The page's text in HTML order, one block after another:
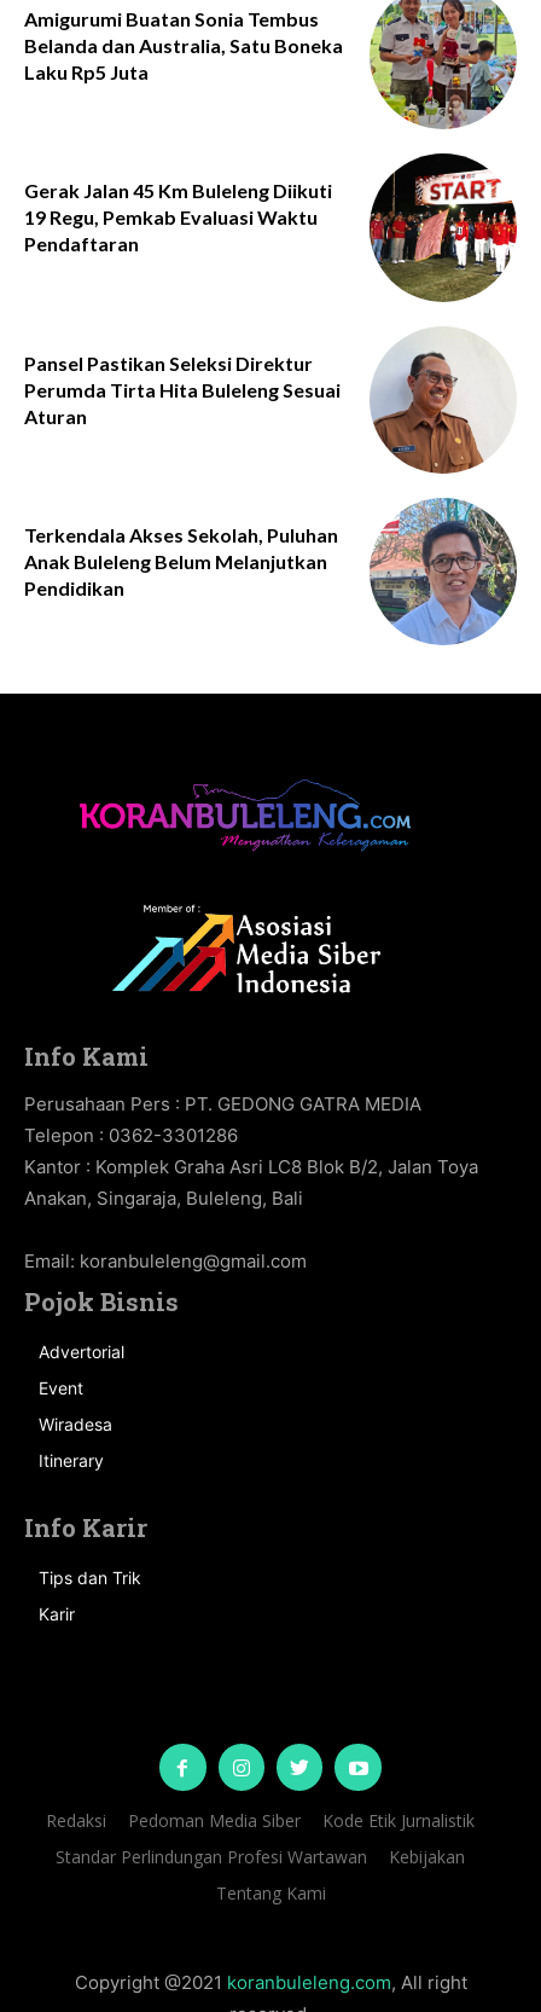
Amigurumi Buatan Sonia Tembus
Belanda dan Australia, Satu Boneka
Laku Rp5 Juta
Gerak Jalan 45 Km Buleleng Diikuti
19 Regu, Pemkab Evaluasi Waktu
Pendaftaran
Pansel Pastikan Seleksi Direktur
Perumda Tirta Hita Buleleng Sesuai
Aturan
Terkendala Akses Sekolah, Puluhan
Anak Buleleng Belum Melanjutkan
Pendidikan
Info Kami
Perusahaan Pers : PT. GEDONG GATRA MEDIA
Telepon : 0362-3301286
Kantor : Komplek Graha Asri LC8 Blok B/2, Jalan Toya
Anakan, Singaraja, Buleleng, Bali
Email: koranbuleleng@gmail.com
Pojok Bisnis
Advertorial
Event
Wiradesa
Itinerary
Info Karir
Tips dan Trik
Karir
Redaksi Pedoman Media Siber
Kode Etik Jurnalistik
Standar Perlindungan Profesi Wartawan
Kebijakan
Tentang Kami
Copyright @2021 koranbuleleng.com, All right